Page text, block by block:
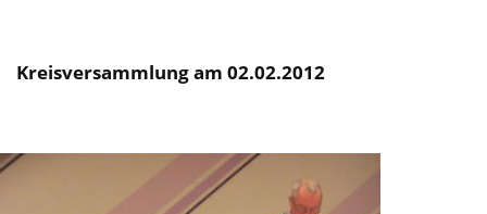
Kreisversammlung am 02.02.2012